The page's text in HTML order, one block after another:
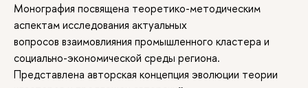
Монография посвящена теоретико-методическим
аспектам исследования актуальных
вопросов взаимовлияния промышленного кластера и
социально-экономической среды региона.
Представлена авторская концепция эволюции теории